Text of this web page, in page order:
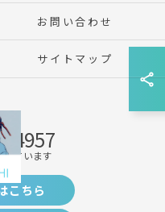
4957
ています
こちら
お問い合わせ
サイトマップ